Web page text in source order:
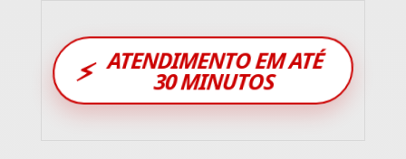
⚡ ATENDIMENTO EM ATÉ
30 MINUTOS